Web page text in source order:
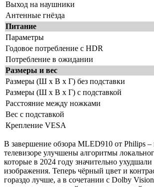
Выход на наушники
Антенные гнёзда
Питание
Параметры
Годовое потребление с HDR
Потребление в ожидании
Размеры и вес
Размеры (Ш х В х Г) без подставки
Размеры (Ш х В х Г) с подставкой
Расстояние между ножками
Вес с подставкой
Крепление VESA
В завершение обзора MLED910 от Philips –
телевизоре улучшены алгоритмы
которые в 2024 году значительно ухудшали
изображения. Теперь чёрный цвет и
гораздо лучше, а в сочетании с Dolby